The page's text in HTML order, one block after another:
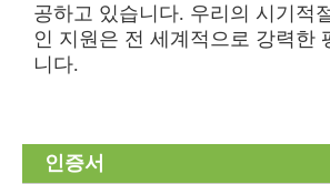
공하고 있습니다. 우리의 시기적
인 지원은 전 세계적으로 강력한
니다.
인증서